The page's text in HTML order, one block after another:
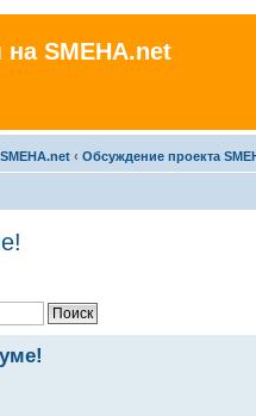
SMEHA.net
‹ Обсуждение проекта